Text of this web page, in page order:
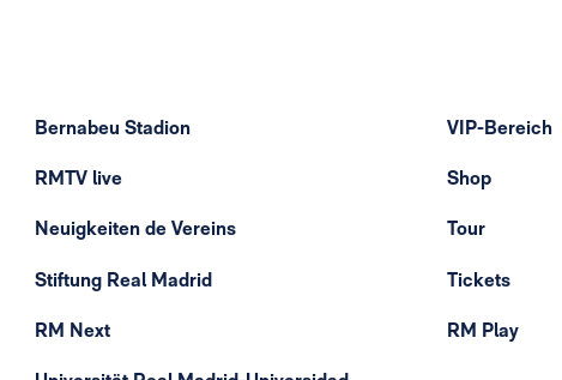
Bernabeu Stadion
RMTV live
Neuigkeiten de Vereins
Stiftung Real Madrid
RM Next
VIP-Bereich
Shop
Tour
Tickets
RM Play